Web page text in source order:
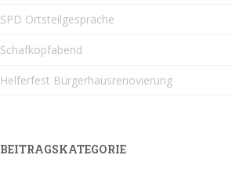
SPD Ortsteilgespräche
Schafkopfabend
Helferfest Bürgerhausrenovierung
BEITRAGSKATEGORIE